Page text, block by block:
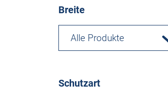
Breite
Schutzart